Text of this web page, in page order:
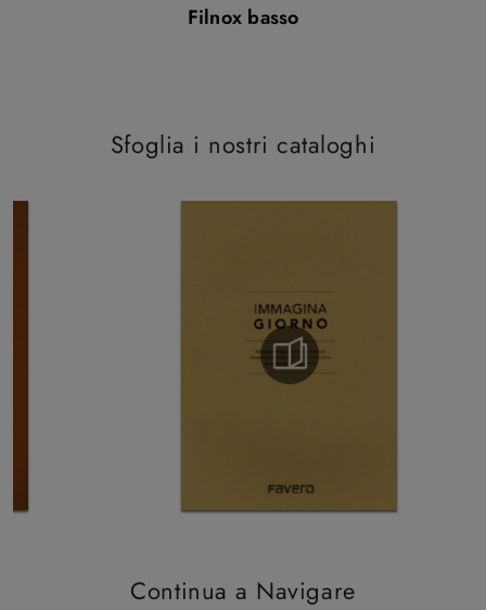
Filnox basso
Sfoglia i nostri cataloghi
Continua a Navigare